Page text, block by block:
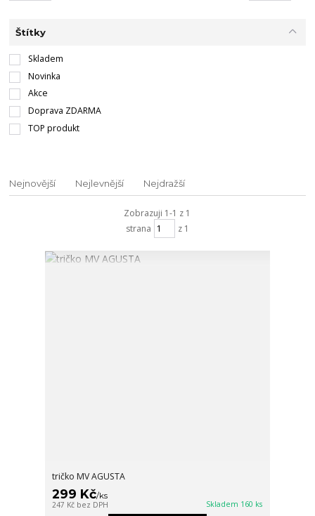
Štítky
Skladem
Novinka
Akce
Doprava ZDARMA
TOP produkt
Nejnovější Nejlevnější Nejdražší
Zobrazuji 1-1 z 1
strana
z 1
tričko MV AGUSTA
299 Kč/ks
247 Kč bez DPH Skladem 160 ks